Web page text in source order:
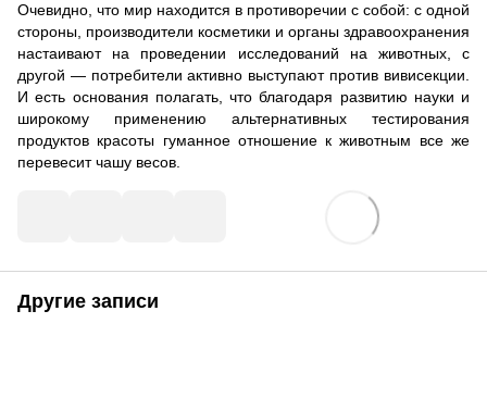
Очевидно, что мир находится в противоречии с собой: с одной
стороны, производители косметики и органы здравоохранения
настаивают на проведении исследований на животных, с
другой — потребители активно выступают против вивисекции.
И есть основания полагать, что благодаря развитию науки и
широкому применению альтернативных тестирования
продуктов красоты гуманное отношение к животным все же
перевесит чашу весов.
Другие записи